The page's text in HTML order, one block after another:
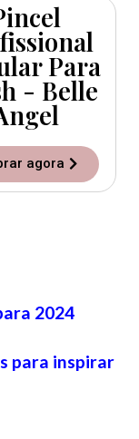
Para
- Belle
agora
2024
para inspirar